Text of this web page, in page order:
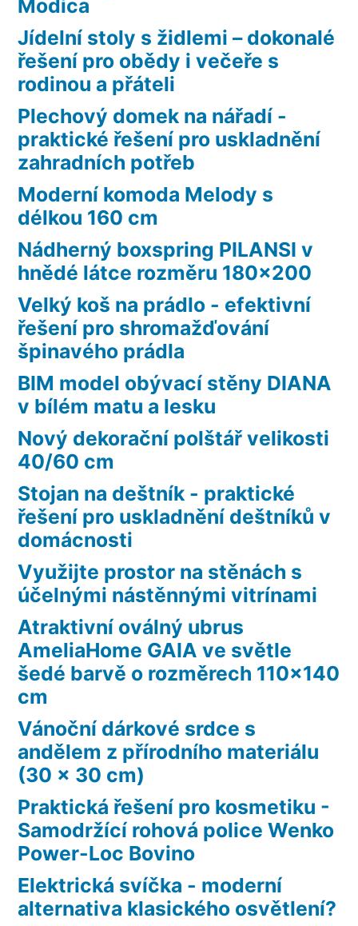
Modica
Jídelní stoly s židlemi – dokonalé
řešení pro obědy i večeře s
rodinou a přáteli
Plechový domek na nářadí -
praktické řešení pro uskladnění
zahradních potřeb
Moderní komoda Melody s
délkou 160 cm
Nádherný boxspring PILANSI v
hnědé látce rozměru 180×200
Velký koš na prádlo - efektivní
řešení pro shromažďování
špinavého prádla
BIM model obývací stěny DIANA
v bílém matu a lesku
Nový dekorační polštář velikosti
40/60 cm
Stojan na deštník - praktické
řešení pro uskladnění deštníků v
domácnosti
Využijte prostor na stěnách s
účelnými nástěnnými vitrínami
Atraktivní oválný ubrus
AmeliaHome GAIA ve světle
šedé barvě o rozměrech 110×140
cm
Vánoční dárkové srdce s
andělem z přírodního materiálu
(30 x 30 cm)
Praktická řešení pro kosmetiku -
Samodržící rohová police Wenko
Power-Loc Bovino
Elektrická svíčka - moderní
alternativa klasického osvětlení?